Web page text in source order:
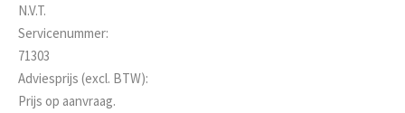
N.V.T.
Servicenummer:
71303
Adviesprijs (excl. BTW):
Prijs op aanvraag.